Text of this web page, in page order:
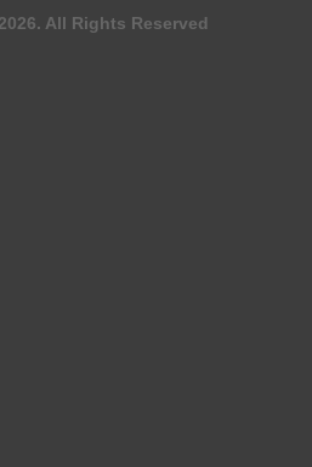
All Rights Reserved